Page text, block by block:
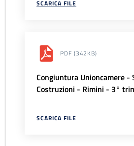
SCARICA FILE
PDF (342KB)
Congiuntura Unioncamere -
Costruzioni - Rimini - 3°
SCARICA FILE